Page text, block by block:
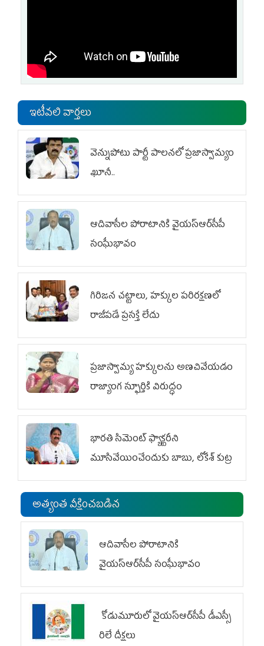
ఇటీవలి వార్తలు
వెన్నుపోటు పార్టీ పాలనలో ప్రజాస్వామ్యం
ఖూనీ..
ఆదివాసీల పోరాటానికి వైయ‌స్ఆర్‌సీపీ
సంఘీభావం
గిరిజన చట్టాలు, హక్కుల పరిరక్షణలో
రాజీపడే ప్రసక్తే లేదు
ప్రజాస్వామ్య హక్కులను అణచివేయడం
రాజ్యాంగ స్ఫూర్తికి విరుద్ధం
భారతి సిమెంట్ ఫ్యాక్టరీని
మూసివేయించేందుకు బాబు, లోకేశ్ కుట్ర
అత్యంత వీక్షించబడిన
ఆదివాసీల పోరాటానికి
వైయ‌స్ఆర్‌సీపీ సంఘీభావం
కోడుమూరులో వైయ‌స్ఆర్‌సీపీ డీఎస్సీ
రిలే దీక్షలు